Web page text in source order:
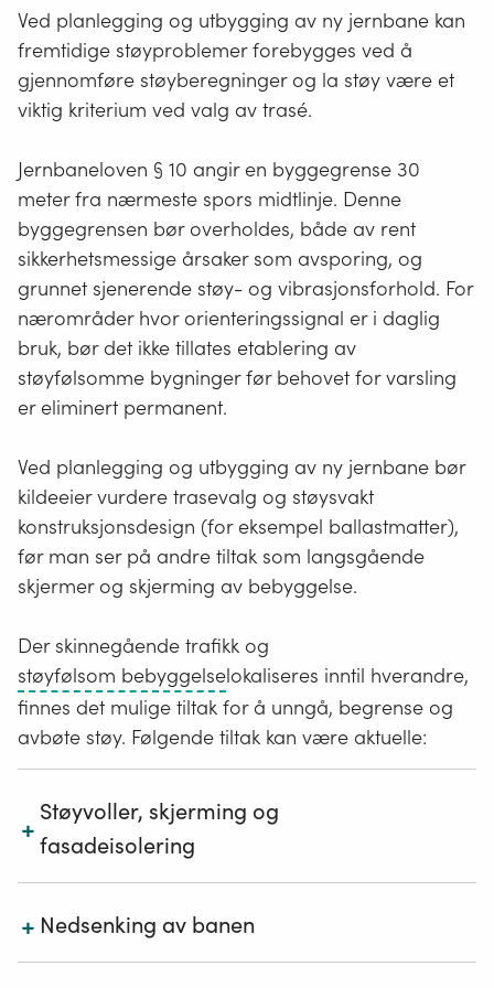
Ved planlegging og utbygging av ny jernbane kan
fremtidige støyproblemer forebygges ved å
gjennomføre støyberegninger og la støy være et
viktig kriterium ved valg av trasé.
Jernbaneloven § 10 angir en byggegrense 30
meter fra nærmeste spors midtlinje. Denne
byggegrensen bør overholdes, både av rent
sikkerhetsmessige årsaker som avsporing, og
grunnet sjenerende støy- og vibrasjonsforhold. For
nærområder hvor orienteringssignal er i daglig
bruk, bør det ikke tillates etablering av
støyfølsomme bygninger før behovet for varsling
er eliminert permanent.
Ved planlegging og utbygging av ny jernbane bør
kildeeier vurdere trasevalg og støysvakt
konstruksjonsdesign (for eksempel ballastmatter),
før man ser på andre tiltak som langsgående
skjermer og skjerming av bebyggelse.
Der skinnegående trafikk og
støyfølsom bebyggelseBoliger,
fritidsboliger,
helsebygg,
skoler
ungdomsskole,
skole)
lokaliseres inntil hverandre,
finnes det mulige tiltak for å unngå, begrense og
avbøte støy. Følgende tiltak kan være aktuelle:
+ Støyvoller, skjerming og
fasadeisolering
I tilfeller der grenseverdiene overskrides, kan det
+ Nedsenking av banen